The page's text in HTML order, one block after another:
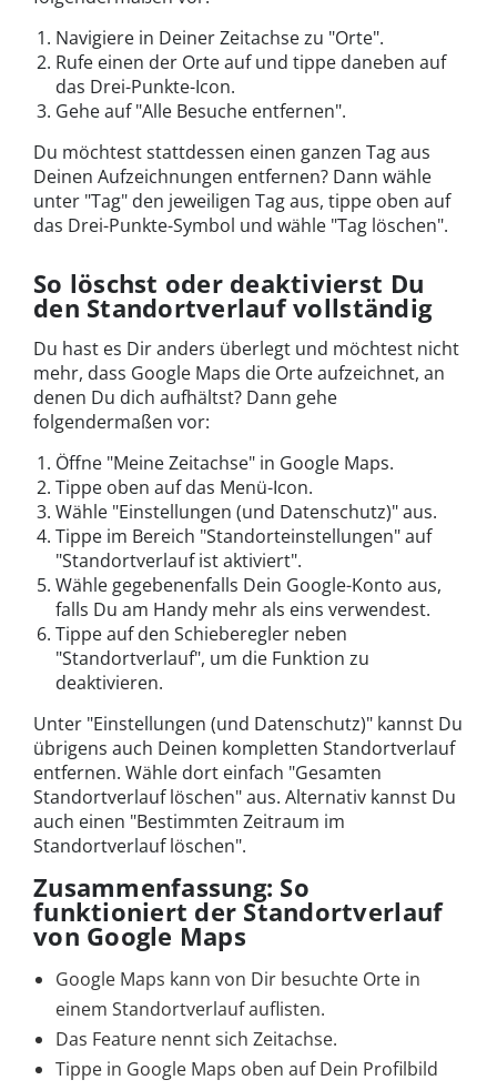
Navigiere in Deiner Zeitachse zu "Orte".
Rufe einen der Orte auf und tippe daneben auf
das Drei-Punkte-Icon.
Gehe auf "Alle Besuche entfernen".
Du möchtest stattdessen einen ganzen Tag aus
Deinen Aufzeichnungen entfernen? Dann wähle
unter "Tag" den jeweiligen Tag aus, tippe oben auf
das Drei-Punkte-Symbol und wähle "Tag löschen".
So löschst oder deaktivierst Du
den Standortverlauf vollständig
Du hast es Dir anders überlegt und möchtest nicht
mehr, dass Google Maps die Orte aufzeichnet, an
denen Du dich aufhältst? Dann gehe
folgendermaßen vor:
Öffne "Meine Zeitachse" in Google Maps.
Tippe oben auf das Menü-Icon.
Wähle "Einstellungen (und Datenschutz)" aus.
Tippe im Bereich "Standorteinstellungen" auf
"Standortverlauf ist aktiviert".
Wähle gegebenenfalls Dein Google-Konto aus,
falls Du am Handy mehr als eins verwendest.
Tippe auf den Schieberegler neben
"Standortverlauf", um die Funktion zu
deaktivieren.
Unter "Einstellungen (und Datenschutz)" kannst Du
übrigens auch Deinen kompletten Standortverlauf
entfernen. Wähle dort einfach "Gesamten
Standortverlauf löschen" aus. Alternativ kannst Du
auch einen "Bestimmten Zeitraum im
Standortverlauf löschen".
Zusammenfassung: So
funktioniert der Standortverlauf
von Google Maps
Google Maps kann von Dir besuchte Orte in
einem Standortverlauf auflisten.
Das Feature nennt sich Zeitachse.
Tippe in Google Maps oben auf Dein Profilbild